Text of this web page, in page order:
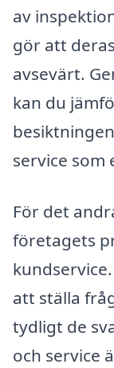
av
gör att
avsevärt.
kan du
service som
För det
företagets
att ställa
tydligt de
och service